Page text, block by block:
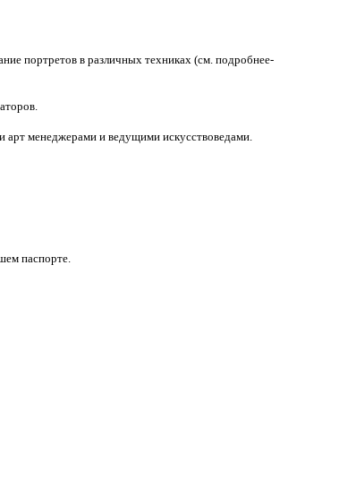
портретов в различных техниках (см. подробнее-
арт менеджерами и ведущими искусствоведами.
паспорте.